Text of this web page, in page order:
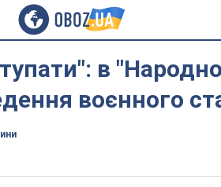
в
воєнного